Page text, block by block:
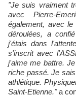
"Je suis vraiment très heureux de rejoindre l'ASSE. J'ai parlé
avec Pierre-
également, avec
déroulées, a
j'étais dans
s'inscrit avec
j'aime me battre.
riche passé. Je
athlétique.
Saint-Etienne."a